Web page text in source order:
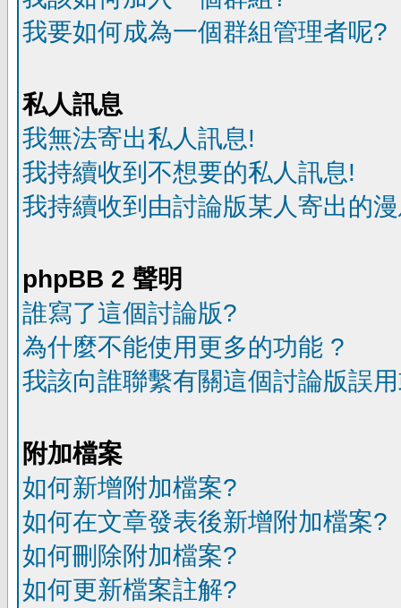
我要如何成為一個群組管理者呢?
私人訊息
我無法寄出私人訊息!
我持續收到不想要的私人訊息!
我持續收到由討論版某人寄出的
phpBB 2 聲明
誰寫了這個討論版?
為什麼不能使用更多的功能 ?
我該向誰聯繫有關這個討論版誤
附加檔案
如何新增附加檔案?
如何在文章發表後新增附加檔案?
如何刪除附加檔案?
如何更新檔案註解?